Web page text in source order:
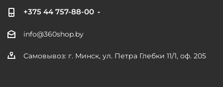
+375 44 757-88-00
info@360shop.by
Самовывоз: г. Минск, ул. Петра Глебки 11/1, оф. 205